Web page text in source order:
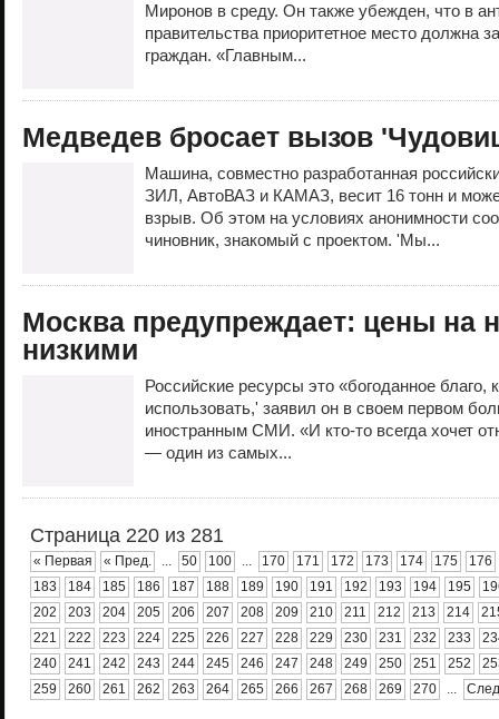
Миронов в среду. Он также убежден, что в
правительства приоритетное место должна
граждан. «Главным...
Медведев бросает вызов
Машина, совместно разработанная
ЗИЛ, АвтоВАЗ и КАМАЗ, весит 16 тонн и
взрыв. Об этом на условиях анонимности
чиновник, знакомый с проектом. 'Мы...
Москва предупреждает: цены на
низкими
Российские ресурсы это «богоданное благо,
использовать,' заявил он в своем первом
иностранным СМИ. «И кто-то всегда хочет
— один из самых...
Страница 220 из 281
« Первая « Пред. ... 50 100 ... 170 171 172 173 174 175
176
183
184 185 186 187 188 189 190 191 192 193 194 195
202
203 204 205 206 207 208 209 210 211 212 213 214
221
222 223 224 225 226 227 228 229 230 231 232 233
240
241 242 243 244 245 246 247 248 249 250 251 252
259
260 261 262 263 264 265 266 267 268 269 270 ...